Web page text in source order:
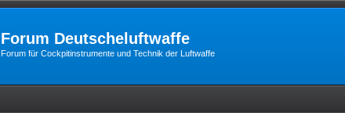
Forum Deutscheluftwaffe
Forum für Cockpitinstrumente und Technik der Luftwaffe